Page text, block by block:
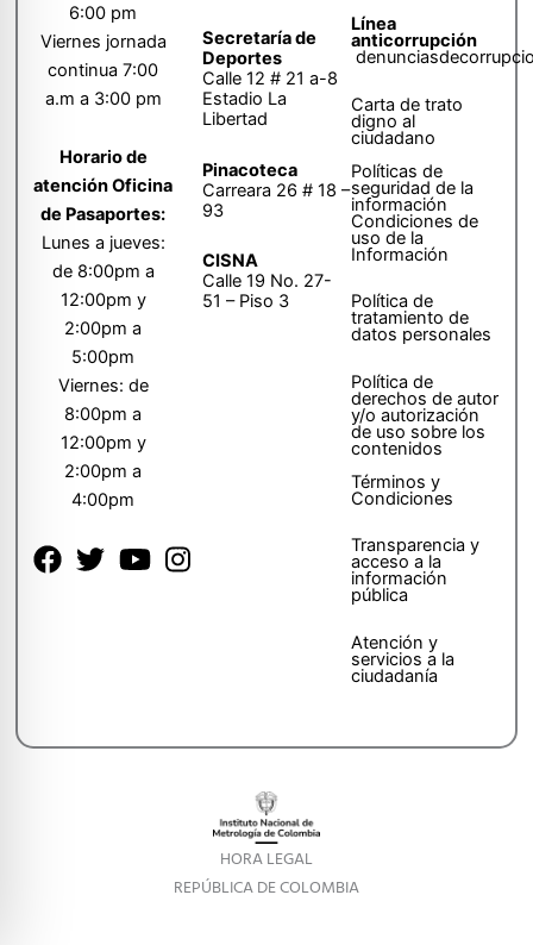
6:00 pm
Viernes jornada
continua 7:00
a.m a 3:00 pm
Horario de
atención Oficina
de Pasaportes:
Lunes a jueves:
de 8:00pm a
12:00pm y
2:00pm a
5:00pm
Viernes: de
8:00pm a
12:00pm y
2:00pm a
4:00pm
Secretaría de
Deportes
Calle 12 # 21 a-8
Estadio La
Libertad
Pinacoteca
Carreara 26 # 18 –
93
CISNA
Calle 19 No. 27-
51 – Piso 3
Línea
anticorrupción
Carta de trato
digno al
ciudadano
Políticas de
seguridad de la
información
Condiciones de
uso de la
Información
Política de
tratamiento de
datos personales
Política de
derechos de autor
y/o autorización
de uso sobre los
contenidos
Términos y
Condiciones
Transparencia y
acceso a la
información
pública
Atención y
servicios a la
ciudadanía
HORA LEGAL
REPÚBLICA DE COLOMBIA